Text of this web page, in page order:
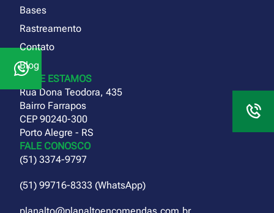
Bases
Rastreamento
Contato
Blog
ONDE ESTAMOS
Rua Dona Teodora, 435
Bairro Farrapos
CEP 90240-300
Porto Alegre - RS
FALE CONOSCO
(51) 3374-9797
(51) 99716-8333 (WhatsApp)